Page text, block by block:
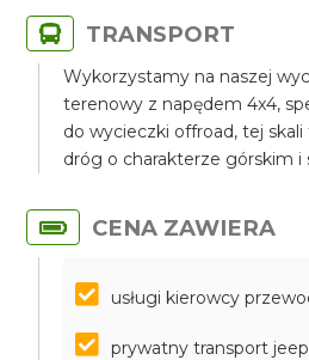
TRANSPORT
Wykorzystamy na naszej
terenowy z napędem 4x4,
do wycieczki offroad, tej
dróg o charakterze górskim i
CENA ZAWIERA
usługi kierowcy
prywatny transport